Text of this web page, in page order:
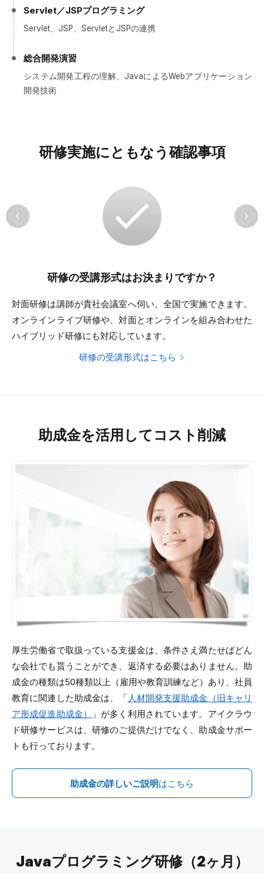
Servlet／JSPプログラミング
Servlet、JSP、ServletとJSPの連携
総合開発演習
システム開発工程の理解、JavaによるWebアプリケーション
開発技術
研修実施にともなう確認事項
研修の受講形式はお決まりですか？
対面研修は講師が貴社会議室へ伺い、全国で実施できます。
オンラインライブ研修や、対面とオンラインを組み合わせた
ハイブリッド研修にも対応しています。
研修の受講形式はこちら
助成金を活用してコスト削減
厚生労働省で取扱っている支援金は、条件さえ満たせばどん
な会社でも貰うことができ、返済する必要はありません。助
成金の種類は50種類以上（雇用や教育訓練など）あり、社員
教育に関連した助成金は、「 人材開発支援助成金（旧キャリ
ア形成促進助成金）
」が多く利用されています。アイクラウ
ド研修サービスは、研修のご提供だけでなく、助成金サポー
トも行っております。
助成金の詳しいご説明はこちら
Javaプログラミング研修（2ヶ月）